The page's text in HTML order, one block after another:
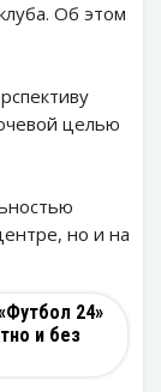
Об этом
целью
но и на
24»
и без